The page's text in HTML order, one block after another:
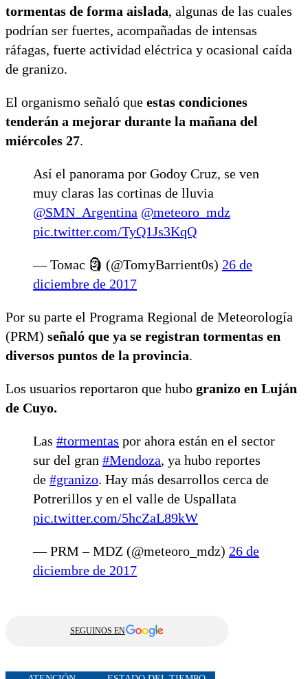
tormentas de forma aislada, algunas de las cuales
podrían ser fuertes, acompañadas de intensas
ráfagas, fuerte actividad eléctrica y ocasional caída
de granizo.
El organismo señaló que estas condiciones
tenderán a mejorar durante la mañana del
miércoles 27.
Así el panorama por Godoy Cruz, se ven
muy claras las cortinas de lluvia
@SMN_Argentina @meteoro_mdz
pic.twitter.com/TyQ1Js3KqQ
— Томас 🗿 (@TomyBarrient0s) 26 de
diciembre de 2017
Por su parte el Programa Regional de Meteorología
(PRM) señaló que ya se registran tormentas en
diversos puntos de la provincia.
Los usuarios reportaron que hubo granizo en Luján
de Cuyo.
Las #tormentas por ahora están en el sector
sur del gran #Mendoza, ya hubo reportes
de #granizo. Hay más desarrollos cerca de
Potrerillos y en el valle de Uspallata
pic.twitter.com/5hcZaL89kW
— PRM – MDZ (@meteoro_mdz) 26 de
diciembre de 2017
SEGUINOS EN